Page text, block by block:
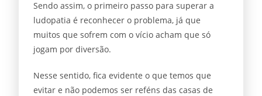
Sendo assim, o primeiro passo para superar a
ludopatia é reconhecer o problema, já que
muitos que sofrem com o vício acham que só
jogam por diversão.
Nesse sentido, fica evidente o que temos que
evitar e não podemos ser reféns das casas de